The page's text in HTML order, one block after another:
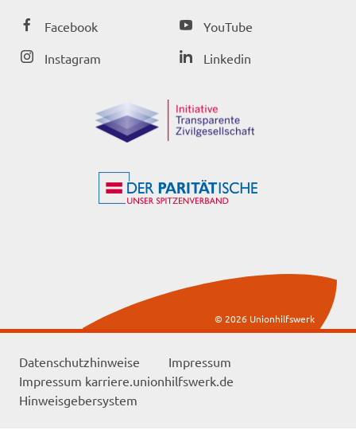
Facebook
Instagram
YouTube
Linkedin
© 2026 Unionhilfswerk
Datenschutzhinweise
Impressum
Impressum karriere.unionhilfswerk.de
Hinweisgebersystem